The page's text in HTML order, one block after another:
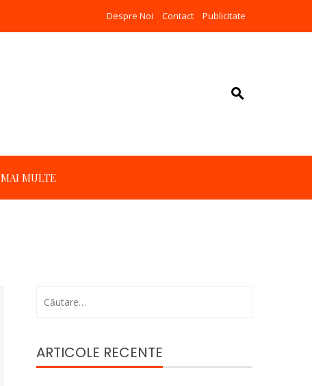
Despre Noi Contact Publicitate
MAI MULTE
ARTICOLE RECENTE